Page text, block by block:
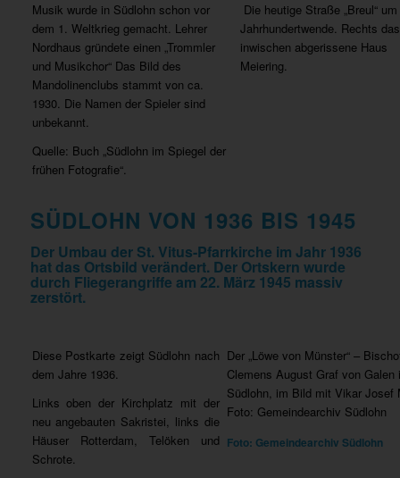
Musik wurde in Südlohn schon vor
dem 1. Weltkrieg gemacht. Lehrer
Nordhaus gründete einen „Trommler
und Musikchor“ Das Bild des
Mandolinenclubs stammt von ca.
1930. Die Namen der Spieler sind
unbekannt.
Quelle: Buch „Südlohn im Spiegel der
frühen Fotografie“.
Die heutige Straße „Breul“
Jahrhundertwende. Rechts das
inwischen abgerissene Haus
Meiering.
SÜDLOHN VON 1936 BIS 1945
Der Umbau der St. Vitus-Pfarrkirche im Jahr 1936
hat das Ortsbild verändert. Der Ortskern wurde
durch Fliegerangriffe am 22. März 1945 massiv
zerstört.
Diese Postkarte zeigt Südlohn nach
dem Jahre 1936.
Links oben der Kirchplatz mit der
neu angebauten Sakristei, links die
Häuser Rotterdam, Telöken und
Schrote.
Der „Löwe von Münster“ –
Clemens August Graf von Galen
Südlohn, im Bild mit Vikar Josef
Foto: Gemeindearchiv Südlohn
Foto: Gemeindearchiv Südlohn